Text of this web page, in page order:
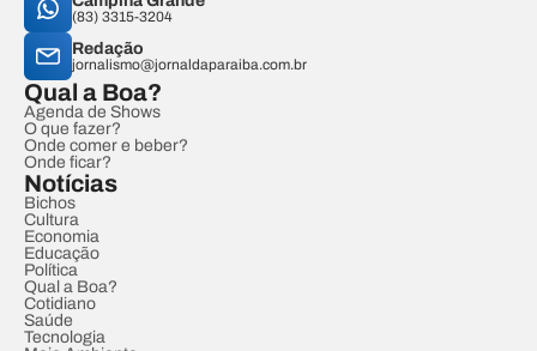
(83) 3315-3204
Redação
jornalismo@jornaldaparaiba.com.br
Qual a Boa?
Agenda de Shows
O que fazer?
Onde comer e beber?
Onde ficar?
Notícias
Bichos
Cultura
Economia
Educação
Política
Qual a Boa?
Cotidiano
Saúde
Tecnologia